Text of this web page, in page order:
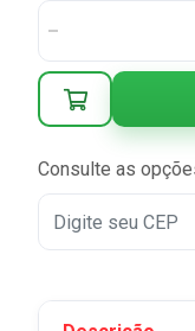
Consulte as